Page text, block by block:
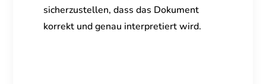
sicherzustellen, dass das Dokument
korrekt und genau interpretiert wird.